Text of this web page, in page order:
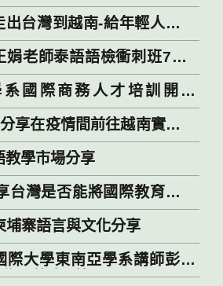
出台灣到越南-給年輕人的建
老師泰語語檢衝刺班7月6
Manowong, assistant
Asian Studies,
Thai language classes
國際商務人才培訓開訓
for Wenzao
of Southeast
International Business
享在疫情間前往越南實習心
教學市場分享
台灣是否能將國際教育當作
埔寨語言與文化分享
際大學東南亞學系講師彭霓
、節慶...等